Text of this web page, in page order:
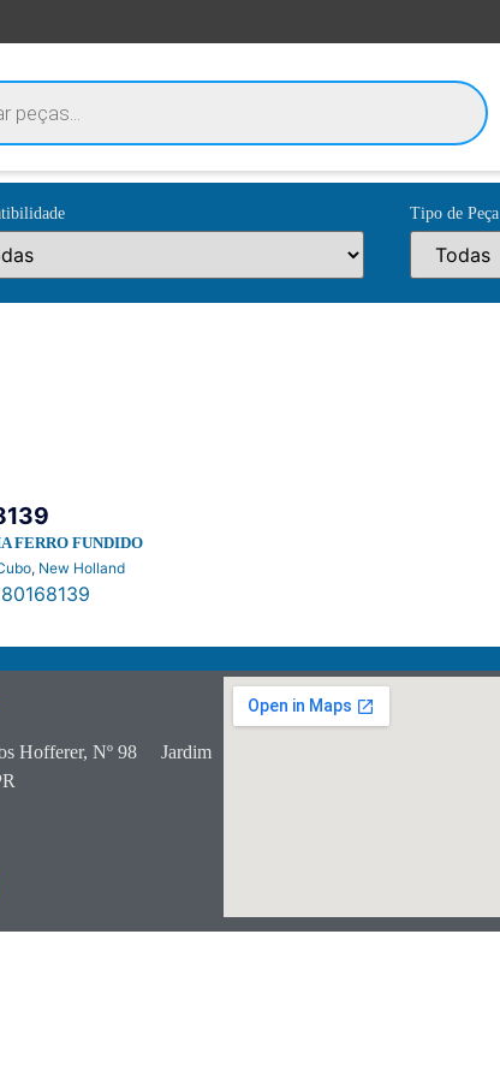
Tipo de Peça
, New Holland
FERRO FUNDIDO
80168139
Hofferer, Nº 98
Jardim